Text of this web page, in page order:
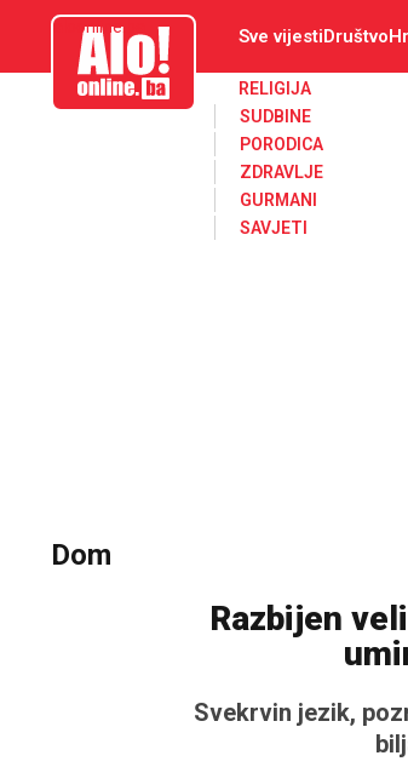
aloonline.ba Sve vijestiDruštvo
RELIGIJA
SUDBINE
PORODICA
ZDRAVLJE
GURMANI
SAVJETI
Dom
Razbijen
Svekrvin jezik,